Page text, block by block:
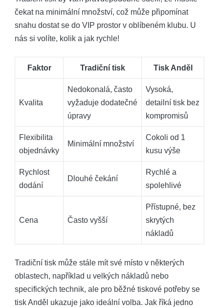
čekat na minimální množství, což může připomínat
snahu dostat se do VIP prostor v oblíbeném klubu. U
nás si volíte, kolik a jak rychle!
Faktor Tradiční tisk Tisk Anděl
Kvalita
Nedokonalá, často
vyžaduje dodatečné
úpravy
Vysoká,
detailní tisk bez
kompromisů
Flexibilita
objednávky
Minimální množství
Cokoli od 1
kusu výše
Rychlost
dodání
Dlouhé čekání
Rychlé a
spolehlivé
Cena Často vyšší
Přístupné, bez
skrytých
nákladů
Tradiční tisk může stále mít své místo v některých
oblastech, například u velkých nákladů nebo
specifických technik, ale pro běžné tiskové potřeby se
tisk Anděl ukazuje jako ideální volba. Jak říká jedno